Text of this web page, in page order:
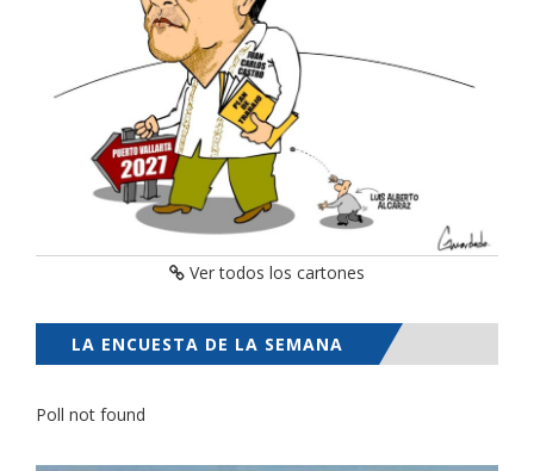
Ver todos los cartones
LA ENCUESTA DE LA SEMANA
Poll not found